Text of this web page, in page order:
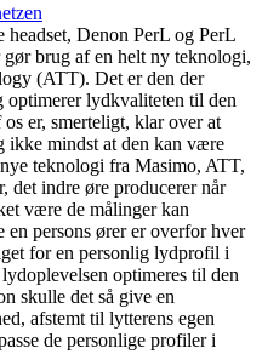
headset, Denon PerL og PerL
gør brug af en helt ny teknologi,
(ATT). Det er den der
optimerer lydkvaliteten til den
er, smerteligt, klar over at
ikke mindst at den kan være
teknologi fra Masimo, ATT,
det indre øre producerer når
være de målinger kan
en persons ører er overfor hver
for en personlig lydprofil i
optimeres til den
skulle det så give en
afstemt til lytterens egen
de personlige profiler i